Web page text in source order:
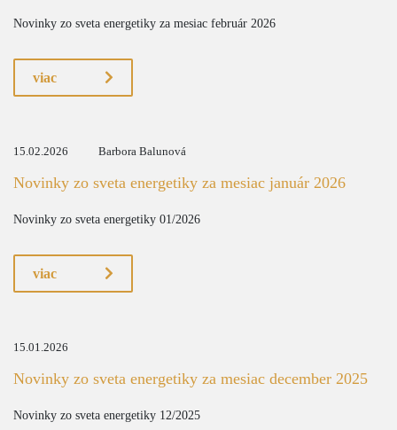
Novinky zo sveta energetiky za mesiac február 2026
viac
15.02.2026 Barbora Balunová
Novinky zo sveta energetiky za mesiac január 2026
Novinky zo sveta energetiky 01/2026
viac
15.01.2026
Novinky zo sveta energetiky za mesiac december 2025
Novinky zo sveta energetiky 12/2025